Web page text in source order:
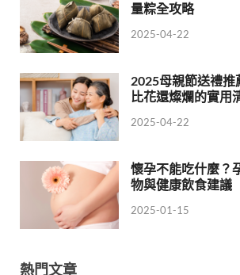
量粽全攻略
2025-04-22
2025母親節送禮推
比花還燦爛的實用
2025-04-22
懷孕不能吃什麼？
物與健康飲食建議
2025-01-15
熱門文章